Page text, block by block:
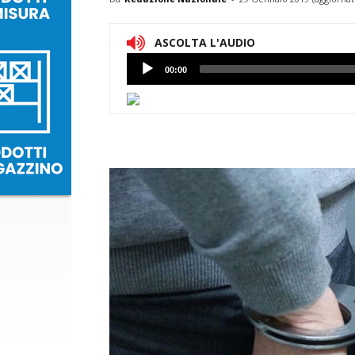
ASCOLTA L'AUDIO
Lettore
Audio
00:00